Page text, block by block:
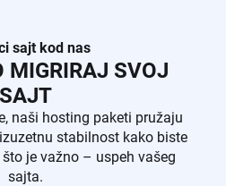
sajt kod nas
MIGRIRAJ SVOJ
SAJT
naši hosting paketi pružaju
stabilnost kako biste
je važno – uspeh vašeg
sajta.